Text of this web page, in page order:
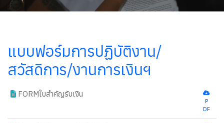
แบบฟอร์มการปฏิบัติงาน/
สวัสดิการ/งานการเงินฯ
FORMใบสำคัญรับเงิน
P
DF